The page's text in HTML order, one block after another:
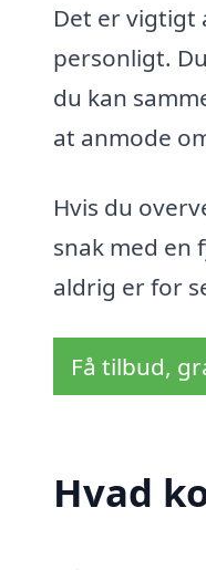
Det er vigtigt
personligt.
du kan
at anmode
Hvis du
snak med en
aldrig er for
Få tilbud,
Hvad